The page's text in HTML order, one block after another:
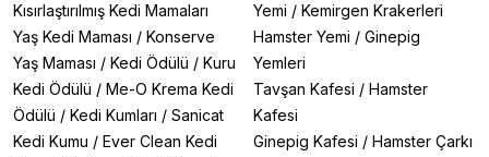
Kısırlaştırılmış Kedi Mamaları
Yaş Kedi Maması / Konserve
Yaş Maması / Kedi Ödülü / Kuru
Kedi Ödülü / Me-O Krema Kedi
Ödülü / Kedi Kumları / Sanicat
Kedi Kumu / Ever Clean Kedi
Yemi / Kemirgen Krakerleri
Hamster Yemi / Ginepig
Yemleri
Tavşan Kafesi / Hamster
Kafesi
Ginepig Kafesi / Hamster Çarkı